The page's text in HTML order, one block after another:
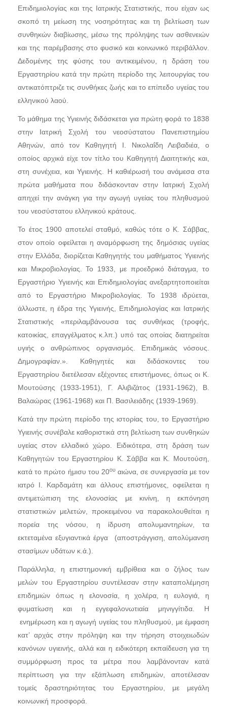
Επιδημιολογίας και της Ιατρικής Στατιστικής, που είχαν ως
σκοπό τη μείωση της νοσηρότητας και τη βελτίωση των
συνθηκών διαβίωσης, μέσω της πρόληψης των ασθενειών
και της παρέμβασης στο φυσικό και κοινωνικό περιβάλλον.
Δεδομένης της φύσης του αντικειμένου, η δράση του
Εργαστηρίου κατά την πρώτη περίοδο της λειτουργίας του
αντικατόπτριζε τις συνθήκες ζωής και το επίπεδο υγείας του
ελληνικού λαού.
Το μάθημα της Υγιεινής διδάσκεται για πρώτη φορά το 1838
στην Ιατρική Σχολή του νεοσύστατου Πανεπιστημίου
Αθηνών, από τον Καθηγητή Ι. Νικολαΐδη Λειβαδιέα, ο
οποίος αρχικά είχε τον τίτλο του Καθηγητή Διαιτητικής και,
στη συνέχεια, και Υγιεινής. Η καθιέρωσή του ανάμεσα στα
πρώτα μαθήματα που διδάσκονταν στην Ιατρική Σχολή
απηχεί την ανάγκη για την αγωγή υγείας του πληθυσμού
του νεοσύστατου ελληνικού κράτους.
Το έτος 1900 αποτελεί σταθμό, καθώς τότε ο Κ. Σάββας,
στον οποίο οφείλεται η αναμόρφωση της δημόσιας υγείας
στην Ελλάδα, διορίζεται Καθηγητής του μαθήματος Υγιεινής
και Μικροβιολογίας. Το 1933, με προεδρικό διάταγμα, το
Εργαστήριο Υγιεινής και Επιδημιολογίας ανεξαρτητοποιείται
από το Εργαστήριο Μικροβιολογίας. Το 1938 ιδρύεται,
άλλωστε, η έδρα της Υγιεινής, Επιδημιολογίας και Ιατρικής
Στατιστικής «περιλαμβάνουσα τας συνθήκας (τροφής,
κατοικίας, επαγγέλματος κ.λπ.) υπό τας οποίας διατηρείται
υγιής ο ανθρώπινος οργανισμός. Επιδημικάς νόσους.
Δημογραφίαν.». Καθηγητές και διδάσκοντες του
Εργαστηρίου διετέλεσαν εξέχοντες επιστήμονες, όπως οι Κ.
Μουτούσης (1933-1951), Γ. Αλιβιζάτος (1931-1962), Β.
Βαλαώρας (1961-1968) και Π. Βασιλειάδης (1939-1969).
Κατά την πρώτη περίοδο της ιστορίας του, το Εργαστήριο
Υγιεινής συνέβαλε καθοριστικά στη βελτίωση των συνθηκών
υγείας στον ελλαδικό χώρο. Ειδικότερα, στη δράση των
Καθηγητών του Εργαστηρίου Κ. Σάββα και Κ. Μουτούση,
κατά το πρώτο ήμισυ του 20ου αιώνα, σε συνεργασία με τον
ιατρό Ι. Καρδαμάτη και άλλους επιστήμονες, οφείλεται η
αντιμετώπιση της ελονοσίας με κινίνη, η εκπόνηση
στατιστικών μελετών, προκειμένου να παρακολουθείται η
πορεία της νόσου, η ίδρυση απολυμαντηρίων, τα
εκτεταμένα εξυγιαντικά έργα (αποστράγγιση, απολύμανση
στασίμων υδάτων κ.ά.).
Παράλληλα, η επιστημονική εμβρίθεια και ο ζήλος των
μελών του Εργαστηρίου συντέλεσαν στην καταπολέμηση
επιδημιών όπως η ελονοσία, η χολέρα, η ευλογιά, η
φυματίωση και η εγγεφαλονωτιαία μηνιγγίτιδα. Η
ενημέρωση και η αγωγή υγείας του πληθυσμού, με έμφαση
κατ’ αρχάς στην πρόληψη και την τήρηση στοιχειωδών
κανόνων υγιεινής, αλλά και η ειδικότερη εκπαίδευση για τη
συμμόρφωση προς τα μέτρα που λαμβάνονταν κατά
περίπτωση για την εξάπλωση επιδημιών, αποτέλεσαν
τομείς δραστηριότητας του Εργαστηρίου, με μεγάλη
κοινωνική προσφορά.